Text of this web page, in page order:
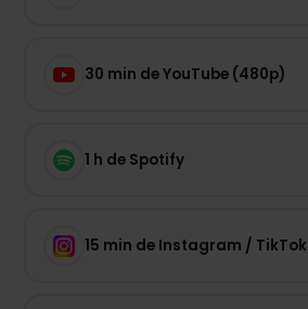
30 min de YouTube (480p)
1 h de Spotify
15 min de Instagram / TikTok